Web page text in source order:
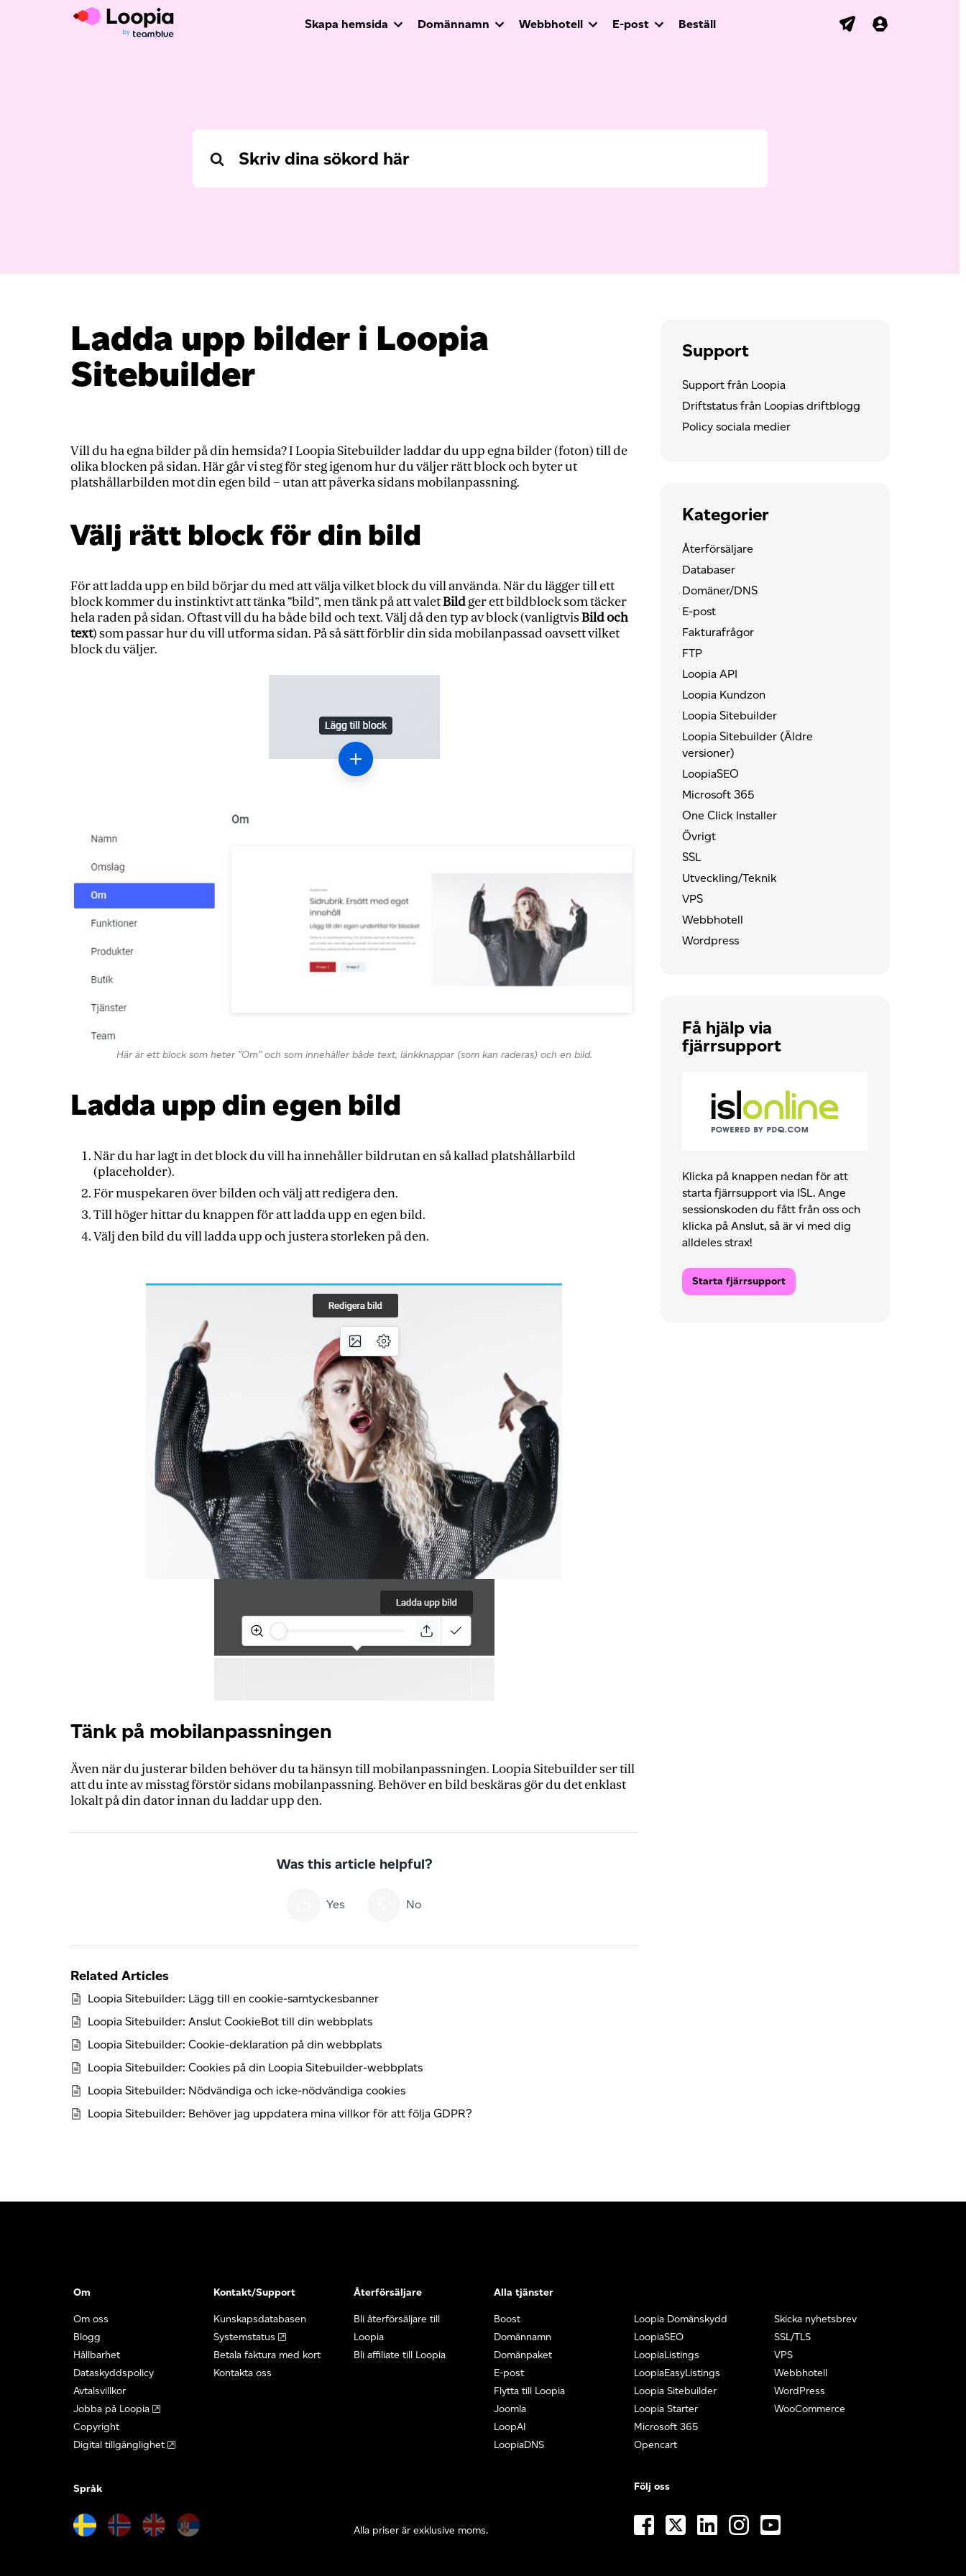
Skapa hemsida Domännamn Webbhotell E-post Beställ
Search
Ladda upp bilder i Loopia
Sitebuilder
Vill du ha egna bilder på din hemsida? I Loopia Sitebuilder laddar du upp egna bilder (foton) till de
olika blocken på sidan. Här går vi steg för steg igenom hur du väljer rätt block och byter ut
platshållarbilden mot din egen bild – utan att påverka sidans mobilanpassning.
Välj rätt block för din bild
För att ladda upp en bild börjar du med att välja vilket block du vill använda. När du lägger till ett
block kommer du instinktivt att tänka ”bild”, men tänk på att valetBildger ett bildblock som täcker
hela raden på sidan. Oftast vill du ha både bild och text. Välj då den typ av block (vanligtvisBild och
text) som passar hur du vill utforma sidan. På så sätt förblir din sida mobilanpassad oavsett vilket
block du väljer.
Här är ett block som heter ”Om” och som innehåller både text, länkknappar (som kan raderas) och en bild.
Ladda upp din egen bild
När du har lagt in det block du vill ha innehåller bildrutan en så kallad platshållarbild
(placeholder).
För muspekaren över bilden och välj att redigera den.
Till höger hittar du knappen för att ladda upp en egen bild.
Välj den bild du vill ladda upp och justera storleken på den.
Tänk på mobilanpassningen
Även när du justerar bilden behöver du ta hänsyn till mobilanpassningen. Loopia Sitebuilder ser till
att du inte av misstag förstör sidans mobilanpassning. Behöver en bild beskäras gör du det enklast
lokalt på din dator innan du laddar upp den.
Was this article helpful?
Yes No
Related Articles
Loopia Sitebuilder: Lägg till en cookie-samtyckesbanner
Loopia Sitebuilder: Anslut CookieBot till din webbplats
Loopia Sitebuilder: Cookie-deklaration på din webbplats
Loopia Sitebuilder: Cookies på din Loopia Sitebuilder-webbplats
Loopia Sitebuilder: Nödvändiga och icke-nödvändiga cookies
Loopia Sitebuilder: Behöver jag uppdatera mina villkor för att följa GDPR?
Support
Support från Loopia
Driftstatus från Loopias driftblogg
Policy sociala medier
Kategorier
Återförsäljare
Databaser
Domäner/DNS
E-post
Fakturafrågor
FTP
Loopia API
Loopia Kundzon
Loopia Sitebuilder
Loopia Sitebuilder (Äldre
versioner)
LoopiaSEO
Microsoft 365
One Click Installer
Övrigt
SSL
Utveckling/Teknik
VPS
Webbhotell
Wordpress
Få hjälp via
fjärrsupport
Klicka på knappen nedan för att
starta fjärrsupport via ISL. Ange
sessionskoden du fått från oss och
klicka på Anslut, så är vi med dig
alldeles strax!
Starta fjärrsupport
Om
Om oss
Blogg
Hållbarhet
Dataskyddspolicy
Avtalsvillkor
Jobba på Loopia
Copyright
Digital tillgänglighet
Kontakt/Support
Kunskapsdatabasen
Systemstatus
Betala faktura med kort
Kontakta oss
Återförsäljare
Bli återförsäljare till
Loopia
Bli affiliate till Loopia
Alla tjänster
Boost
Domännamn
Domänpaket
E-post
Flytta till Loopia
Joomla
LoopAI
LoopiaDNS
Loopia Domänskydd
LoopiaSEO
LoopiaListings
LoopiaEasyListings
Loopia Sitebuilder
Loopia Starter
Microsoft 365
Opencart
Skicka nyhetsbrev
SSL/TLS
VPS
Webbhotell
WordPress
WooCommerce
Språk
Alla priser är exklusive moms.
Följ oss